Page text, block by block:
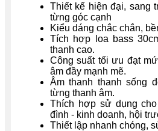
Thiết kế hiện đại, sang
từng góc cạnh
Kiểu dáng chắc chắn,
Tích hợp loa bass
thanh cao.
Công suất tối ưu đạt
âm đầy mạnh mẽ.
Âm thanh thanh sống
từng thanh âm.
Thích hợp sử dụng
đình - kinh doanh, hội
Thiết lập nhanh chóng,